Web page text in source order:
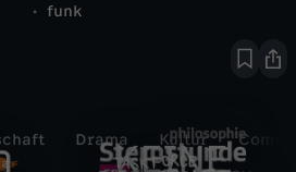
funk
Drama Kultur